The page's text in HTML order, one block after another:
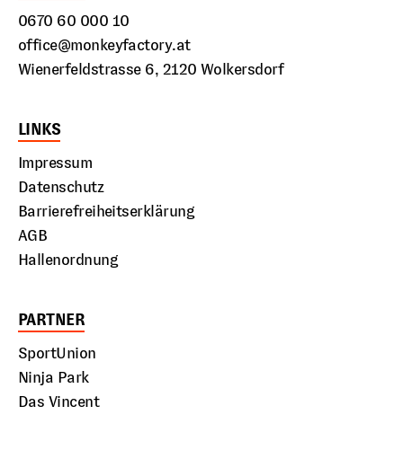
0670 60 000 10
office@monkeyfactory.at
Wienerfeldstrasse 6, 2120 Wolkersdorf
LINKS
Impressum
Datenschutz
Barrierefreiheitserklärung
AGB
Hallenordnung
PARTNER
SportUnion
Ninja Park
Das Vincent